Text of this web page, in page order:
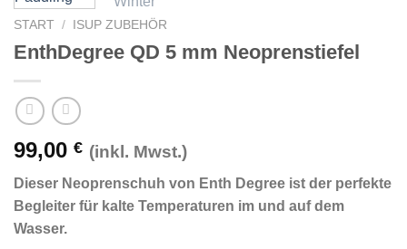
START / ISUP ZUBEHÖR
EnthDegree QD 5 mm Neoprenstiefel
99,00 € (inkl. Mwst.)
Dieser Neoprenschuh von Enth Degree ist der perfekte
Begleiter für kalte Temperaturen im und auf dem
Wasser.